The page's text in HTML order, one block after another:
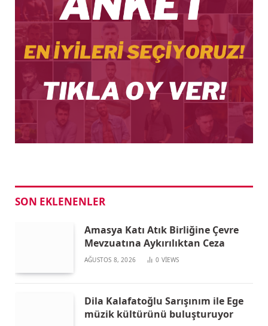
SON EKLENENLER
Amasya Katı Atık Birliğine Çevre
Mevzuatına Aykırılıktan Ceza
AĞUSTOS 8, 2026 0 VIEWS
Dila Kalafatoğlu Sarışınım ile Ege
müzik kültürünü buluşturuyor